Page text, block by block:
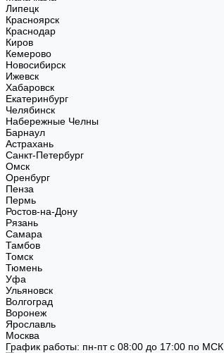
Липецк
Красноярск
Краснодар
Киров
Кемерово
Новосибирск
Ижевск
Хабаровск
Екатеринбург
Челябинск
Набережные Челны
Барнаул
Астрахань
Санкт-Петербург
Омск
Оренбург
Пенза
Пермь
Ростов-на-Дону
Рязань
Самара
Тамбов
Томск
Тюмень
Уфа
Ульяновск
Волгоград
Воронеж
Ярославль
Москва
График работы: пн-пт с 08:00 до 17:00 по МСК